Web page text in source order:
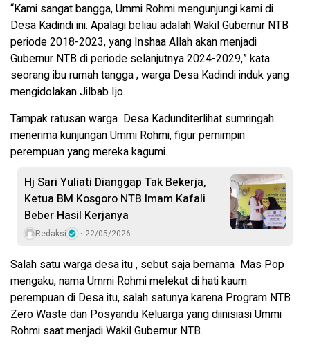
“Kami sangat bangga, Ummi Rohmi mengunjungi kami di
Desa Kadindi ini. Apalagi beliau adalah Wakil Gubernur NTB
periode 2018-2023, yang Inshaa Allah akan menjadi
Gubernur NTB di periode selanjutnya 2024-2029,” kata
seorang ibu rumah tangga , warga Desa Kadindi induk yang
mengidolakan Jilbab Ijo.
Tampak ratusan warga Desa Kadunditerlihat sumringah
menerima kunjungan Ummi Rohmi, figur pemimpin
perempuan yang mereka kagumi.
Hj Sari Yuliati Dianggap Tak Bekerja,
Ketua BM Kosgoro NTB Imam Kafali
Beber Hasil Kerjanya
Redaksi 22/05/2026
Salah satu warga desa itu , sebut saja bernama Mas Pop
mengaku, nama Ummi Rohmi melekat di hati kaum
perempuan di Desa itu, salah satunya karena Program NTB
Zero Waste dan Posyandu Keluarga yang diinisiasi Ummi
Rohmi saat menjadi Wakil Gubernur NTB.